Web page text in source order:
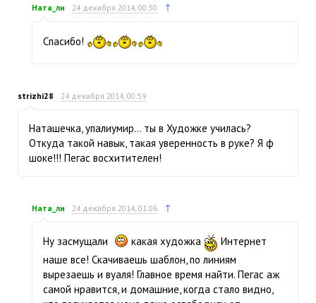
Ната_ли 24 декабря 2014, 00:50 ↑
Спасибо!
strizhi28 24 декабря 2014, 00:59
Наташечка, упалиумир… ты в Художке училась?
Откуда такой навык, такая уверенность в руке? Я ф
шоке!!! Пегас восхитителен!
Ната_ли 24 декабря 2014, 01:06 ↑
Ну засмущали какая художка
Интернет
наше все! Скачиваешь шаблон, по линиям
вырезаешь и вуаля! Главное время найти. Пегас аж
самой нравится, и домашние, когда стало видно,